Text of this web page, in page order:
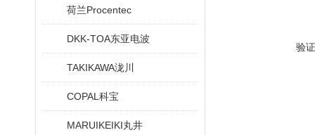
荷兰Procentec
DKK-TOA东亚电波
TAKIKAWA泷川
COPAL科宝
MARUIKEIKI丸井
验